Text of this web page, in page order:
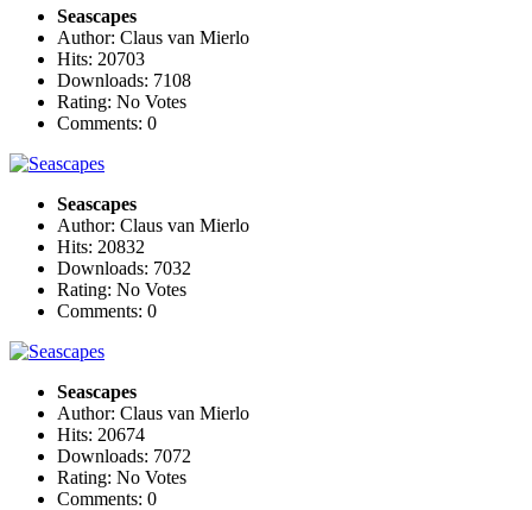
Seascapes
Author: Claus van Mierlo
Hits: 20703
Downloads: 7108
Rating: No Votes
Comments: 0
Seascapes
Author: Claus van Mierlo
Hits: 20832
Downloads: 7032
Rating: No Votes
Comments: 0
Seascapes
Author: Claus van Mierlo
Hits: 20674
Downloads: 7072
Rating: No Votes
Comments: 0